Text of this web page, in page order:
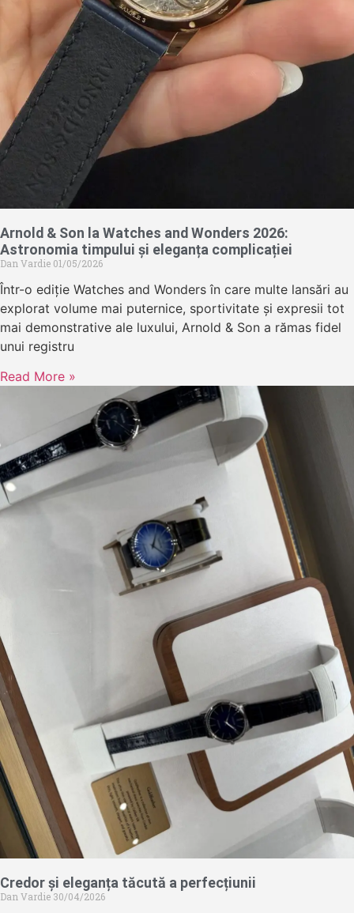
Arnold & Son la Watches and Wonders 2026:
Astronomia timpului și eleganța complicației
Dan Vardie 01/05/2026
Într-o ediție Watches and Wonders în care multe lansări au
explorat volume mai puternice, sportivitate și expresii tot
mai demonstrative ale luxului, Arnold & Son a rămas fidel
unui registru
Read More »
Credor și eleganța tăcută a perfecțiunii
Dan Vardie 30/04/2026